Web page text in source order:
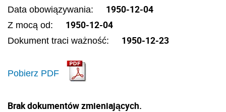
Data obowiązywania: 1950-12-04
Z mocą od: 1950-12-04
Dokument traci ważność: 1950-12-23
Pobierz PDF
Brak dokumentów zmieniających.